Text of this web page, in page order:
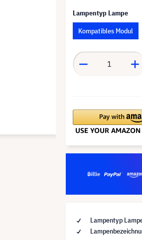
Lampentyp Lampe
Kompatibles Modul
Lampentyp